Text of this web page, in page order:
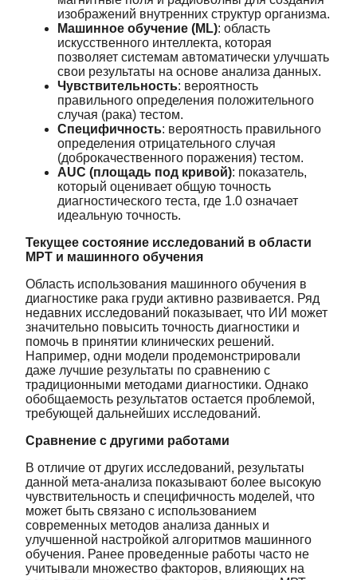
изображений внутренних структур организма.
Машинное обучение (ML): область
искусственного интеллекта, которая
позволяет системам автоматически улучшать
свои результаты на основе анализа данных.
Чувствительность: вероятность
правильного определения положительного
случая (рака) тестом.
Специфичность: вероятность правильного
определения отрицательного случая
(доброкачественного поражения) тестом.
AUC (площадь под кривой): показатель,
который оценивает общую точность
диагностического теста, где 1.0 означает
идеальную точность.
Текущее состояние исследований в области
МРТ и машинного обучения
Область использования машинного обучения в
диагностике рака груди активно развивается. Ряд
недавних исследований показывает, что ИИ может
значительно повысить точность диагностики и
помочь в принятии клинических решений.
Например, одни модели продемонстрировали
даже лучшие результаты по сравнению с
традиционными методами диагностики. Однако
обобщаемость результатов остается проблемой,
требующей дальнейших исследований.
Сравнение с другими работами
В отличие от других исследований, результаты
данной мета-анализа показывают более высокую
чувствительность и специфичность моделей, что
может быть связано с использованием
современных методов анализа данных и
улучшенной настройкой алгоритмов машинного
обучения. Ранее проведенные работы часто не
учитывали множество факторов, влияющих на